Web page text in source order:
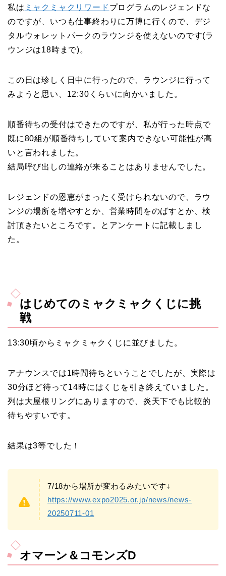
私は ミャクミャクリワード プログラムのレジェンドな
のですが、いつも仕事終わりに万博に行くので、デジ
タルウォレットパークのラウンジを使えないのです(ラ
ウンジは18時まで)。
この日は珍しく日中に行ったので、ラウンジに行って
みようと思い、12:30くらいに向かいました。
順番待ちの受付はできたのですが、私が行った時点で
既に80組が順番待ちしていて案内できない可能性が高
いと言われました。
結局呼び出しの連絡が来ることはありませんでした。
レジェンドの恩恵がまったく受けられないので、ラウ
ンジの場所を増やすとか、営業時間をのばすとか、検
討頂きたいところです。とアンケートに記載しまし
た。
はじめてのミャクミャクくじに挑
戦
13:30頃からミャクミャクくじに並びました。
アナウンスでは1時間待ちということでしたが、実際は
30分ほど待って14時にはくじを引き終えていました。
列は大屋根リングにありますので、炎天下でも比較的
待ちやすいです。
結果は3等でした！
7/18から場所が変わるみたいです↓
https://www.expo2025.or.jp/news/news-
20250711-01
オマーン＆コモンズD